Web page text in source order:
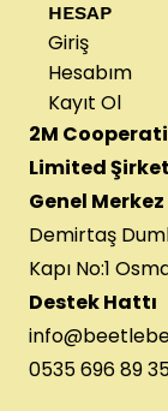
HESAP
Giriş
Hesabım
Kayıt Ol
2M
Limited
Genel Merkez
Demirtaş
Kapı No:1
Destek Hattı
0535 696 89